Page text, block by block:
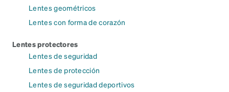
Lentes geométricos
Lentes con forma de corazón
Lentes protectores
Lentes de seguridad
Lentes de protección
Lentes de seguridad deportivos